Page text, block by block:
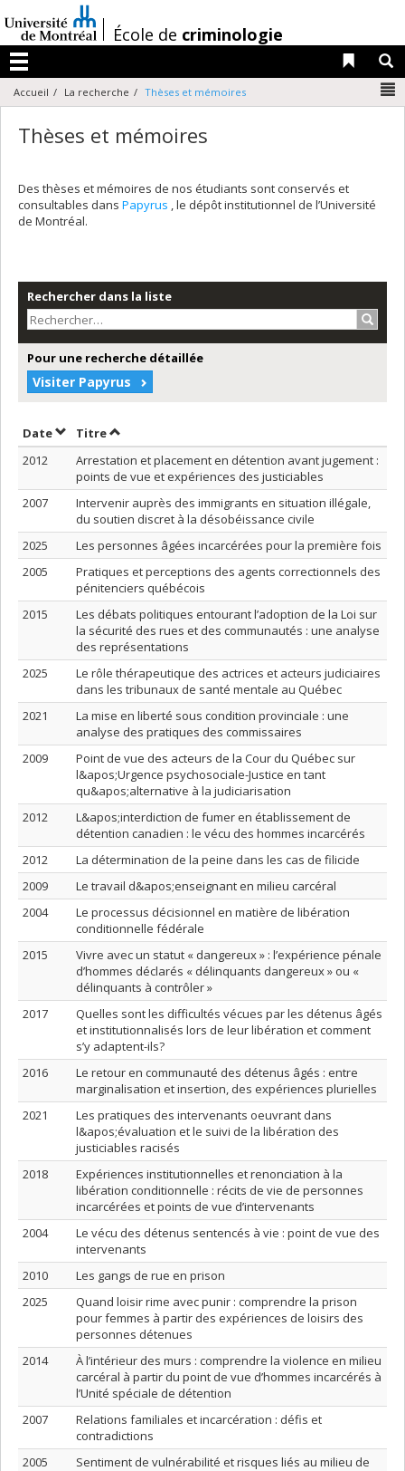
au
contenu
/École de criminologie
Menu
Liens
Accueil La recherche Thèses et mémoires
Thèses et mémoires
Des thèses et mémoires de nos étudiants sont conservés et
consultables dans Papyrus , le dépôt institutionnel de l’Université
de Montréal.
Rechercher dans la liste
Pour une recherche détaillée
Visiter Papyrus
DateTrier par date en ordre décroissant
TitreTrier par titre en ordre décroissant
2012
Arrestation et placement en détention avant jugement :
points de vue et expériences des justiciables
2007
Intervenir auprès des immigrants en situation illégale,
du soutien discret à la désobéissance civile
2025
Les personnes âgées incarcérées pour la première fois
2005
Pratiques et perceptions des agents correctionnels des
pénitenciers québécois
2015
Les débats politiques entourant l’adoption de la Loi sur
la sécurité des rues et des communautés : une analyse
des représentations
2025
Le rôle thérapeutique des actrices et acteurs judiciaires
dans les tribunaux de santé mentale au Québec
2021
La mise en liberté sous condition provinciale : une
analyse des pratiques des commissaires
2009
Point de vue des acteurs de la Cour du Québec sur
l&apos;Urgence psychosociale-Justice en tant
qu&apos;alternative à la judiciarisation
2012
L&apos;interdiction de fumer en établissement de
détention canadien : le vécu des hommes incarcérés
2012
La détermination de la peine dans les cas de filicide
2009
Le travail d&apos;enseignant en milieu carcéral
2004
Le processus décisionnel en matière de libération
conditionnelle fédérale
2015
Vivre avec un statut « dangereux » : l’expérience pénale
d’hommes déclarés « délinquants dangereux » ou «
délinquants à contrôler »
2017
Quelles sont les difficultés vécues par les détenus âgés
et institutionnalisés lors de leur libération et comment
s’y adaptent-ils?
2016
Le retour en communauté des détenus âgés : entre
marginalisation et insertion, des expériences plurielles
2021
Les pratiques des intervenants oeuvrant dans
l&apos;évaluation et le suivi de la libération des
justiciables racisés
2018
Expériences institutionnelles et renonciation à la
libération conditionnelle : récits de vie de personnes
incarcérées et points de vue d’intervenants
2004
Le vécu des détenus sentencés à vie : point de vue des
intervenants
2010
Les gangs de rue en prison
2025
Quand loisir rime avec punir : comprendre la prison
pour femmes à partir des expériences de loisirs des
personnes détenues
2014
À l’intérieur des murs : comprendre la violence en milieu
carcéral à partir du point de vue d’hommes incarcérés à
l’Unité spéciale de détention
2007
Relations familiales et incarcération : défis et
contradictions
2005
Sentiment de vulnérabilité et risques liés au milieu de